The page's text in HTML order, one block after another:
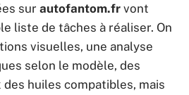
sur autofantom.fr vont
liste de tâches à réaliser. On
visuelles, une analyse
selon le modèle, des
huiles compatibles, mais